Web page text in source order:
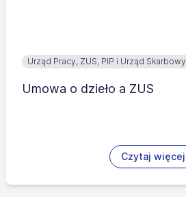
Urząd Pracy, ZUS, PIP i Urząd Skarbowy
Umowa o dzieło a ZUS
Czytaj więcej